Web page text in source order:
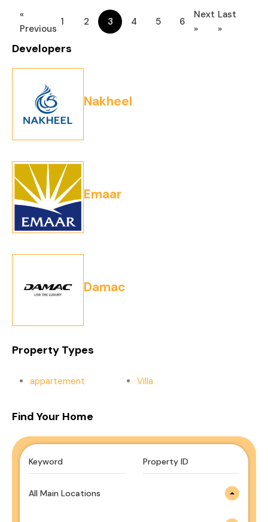
«
Previous
1 2 3 4 5 6
Next
»
Last
»
Developers
Nakheel
Emaar
Damac
Property Types
appartement Villa
Find Your Home
All Main Locations